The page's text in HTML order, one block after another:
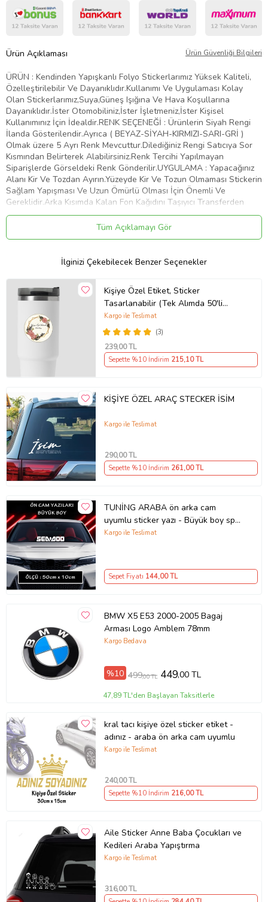
Ürün Açıklaması Ürün Güvenliği Bilgileri
ÜRÜN : Kendinden Yapışkanlı Folyo Stickerlarımız Yüksek Kaliteli,
Özelleştirilebilir Ve Dayanıklıdır.Kullanımı Ve Uygulaması Kolay
Olan Stickerlarımız,Suya,Güneş Işığına Ve Hava Koşullarına
Dayanıklıdır.İster Otomobiliniz,İster İşletmeniz,İster Kişisel
Kullanımınız İçin İdealdir.RENK SEÇENEĞİ : Ürünlerin Siyah Rengi
İlanda Gösterilendir.Ayrıca ( BEYAZ-SİYAH-KIRMIZI-SARI-GRİ )
Olmak üzere 5 Ayrı Renk Mevcuttur.Dilediğiniz Rengi Satıcıya Sor
Kısmından Belirterek Alabilirsiniz.Renk Tercihi Yapılmayan
Siparişlerde Görseldeki Renk Gönderilir.UYGULAMA : Yapacağınız
Alanı Kir Ve Tozdan Ayırın.Yüzeyde Kir Ve Tozun Olmaması Stickerin
Sağlam Yapışması Ve Uzun Ömürlü Olması İçin Önemli Ve
Gereklidir.Arka Kısımda Kalan Fon Kağıdını Taşıyıcı Transferden
Dikkatlice Ayırın.Bu İşlemi Yaparken Stickerin Tüm Parçalarının
Taşıyıcıya Geçtiğinden Emin Olun.Taşıyıcı Transferi Belirlemiş
Olduğunuz Yüzeye Üstten Başlayarak Plastik Bir Kart İle Bastırıp
Transferin Üzerinden Desene Baskı Yaparak Stickerin Düzeye
Yapıştırdığınız Alandan Yavaşça Ve Dikkatlice Sıyırın.Transferi
Çekerken Parçaların Taşıyıcıdan Ayrılıp Belirlemiş Olduğunuz Alana
Yapıştığından Emin Olun.Artık Stickeriniz Kullanıma Hazır. Tebrikler
Ürün Kodu:kcm22597816
Tüm Açıklamayı Gör
İlginizi Çekebilecek Benzer Seçenekler
Kişiye Özel Etiket, Sticker
Tasarlanabilir (Tek Alımda 50'li
Gönderim Yapılmaktadır)
(3)
Kargo ile Teslimat
239,00 TL
Sepette %10 İndirim 215,10 TL
KİŞİYE ÖZEL ARAÇ STECKER İSİM
Kargo ile Teslimat
290,00 TL
Sepette %10 İndirim 261,00 TL
TUNİNG ARABA ön arka cam
uyumlu sticker yazı - Büyük boy spor
tuning modifiye etiket
Kargo ile Teslimat
Sepet Fiyatı 144,00 TL
BMW X5 E53 2000-2005 Bagaj
Arması Logo Amblem 78mm
Kargo Bedava
%10 499,00 TL 449,00 TL
47,89 TL'den Başlayan Taksitlerle
kral tacı kişiye özel sticker etiket -
adınız - araba ön arka cam uyumlu
Kargo ile Teslimat
240,00 TL
Sepette %10 İndirim 216,00 TL
Aile Sticker Anne Baba Çocukları ve
Kedileri Araba Yapıştırma
Kargo ile Teslimat
316,00 TL